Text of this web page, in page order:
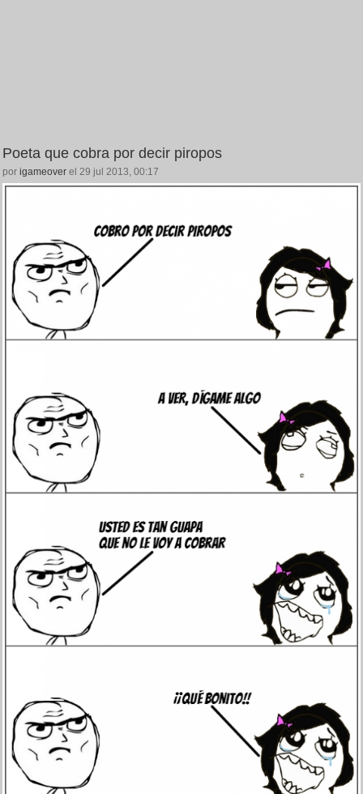
Poeta que cobra por decir piropos
por igameover el 29 jul 2013, 00:17